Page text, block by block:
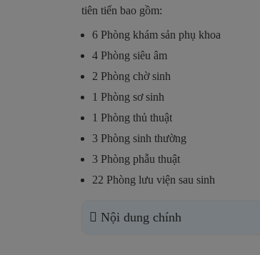
tiên tiến bao gồm:
6 Phòng khám sản phụ khoa
4 Phòng siêu âm
2 Phòng chờ sinh
1 Phòng sơ sinh
1 Phòng thủ thuật
3 Phòng sinh thường
3 Phòng phẫu thuật
22 Phòng lưu viện sau sinh
Nội dung chính